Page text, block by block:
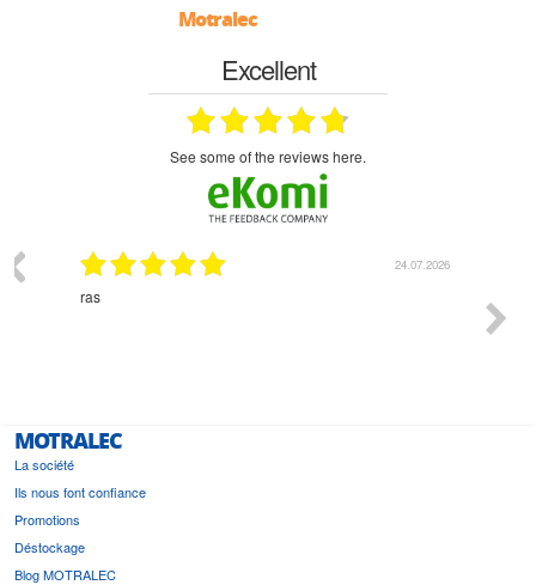
Motralec
Excellent
see some of the reviews here.
24.07.2026
ras
MOTRALEC
La société
Ils nous font confiance
Promotions
Déstockage
Blog MOTRALEC